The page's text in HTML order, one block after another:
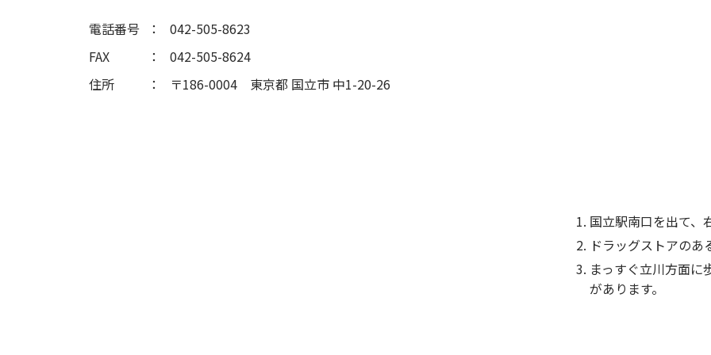
電話番号
042-505-8623
FAX
042-505-8624
住所
〒186-0004 東京都 国立市 中1-20-26
国立駅南口を出て、
ドラッグストアの
まっすぐ立川方面
があります。